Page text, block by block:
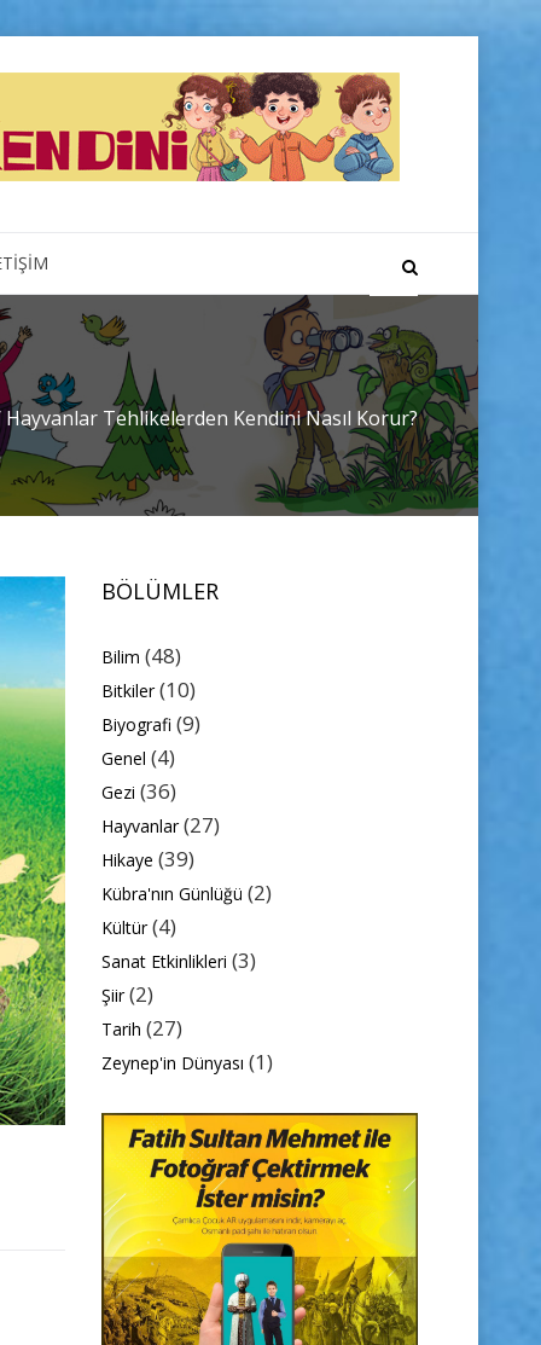
Hayvanlar Tehlikelerden Kendini Nasıl Korur?
BÖLÜMLER
Bilim (48)
Bitkiler(10)
Biyografi (9)
Genel (4)
Gezi (36)
Hayvanlar(27)
Hikaye (39)
Kübra'nın Günlüğü (2)
Kültür(4)
Sanat Etkinlikleri (3)
Şiir(2)
Tarih (27)
Zeynep'in Dünyası (1)